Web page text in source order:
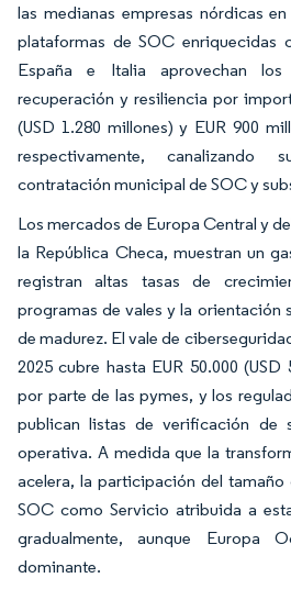
las medianas empresas nórdicas
plataformas de SOC enriquecidas
España e Italia aprovechan
recuperación y resiliencia por
(USD 1.280 millones) y EUR 900
respectivamente, canalizando
contratación municipal de SOC y
Los mercados de Europa Central y
la República Checa, muestran un
registran altas tasas de
programas de vales y la orientación
de madurez. El vale de
2025 cubre hasta EUR 50.000
por parte de las pymes, y los
publican listas de verificación de
operativa. A medida que la
acelera, la participación del
SOC como Servicio atribuida a
gradualmente, aunque Europa
dominante.